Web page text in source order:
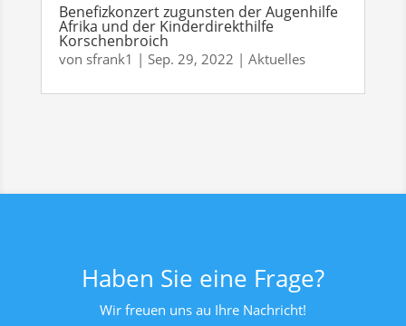
Benefizkonzert zugunsten der Augenhilfe
Afrika und der Kinderdirekthilfe
Korschenbroich
von sfrank1 | Sep. 29, 2022 | Aktuelles
Haben Sie eine Frage?
Wir freuen uns au Ihre Nachricht!